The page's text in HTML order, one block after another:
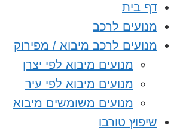
דף בית
מנועים לרכב
מנועים לרכב מיבוא / מפירוק
מנועים מיבוא לפי יצרן
מנועים מיבוא לפי עיר
מנועים משומשים מיבוא
שיפוץ טורבו